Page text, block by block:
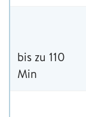
bis zu 110
Min